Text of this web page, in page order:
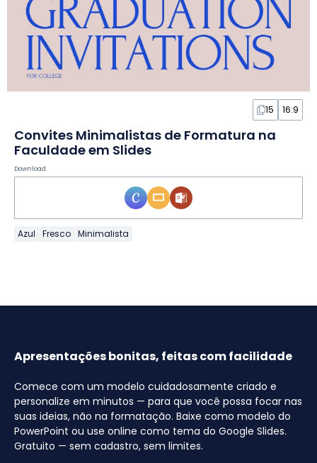
15 16:9
Convites Minimalistas de Formatura na
Faculdade em Slides
Download
Azul Fresco Minimalista
Apresentações bonitas, feitas com facilidade
Comece com um modelo cuidadosamente criado e
personalize em minutos — para que você possa focar nas
suas ideias, não na formatação. Baixe como modelo do
PowerPoint ou use online como tema do Google Slides.
Gratuito — sem cadastro, sem limites.